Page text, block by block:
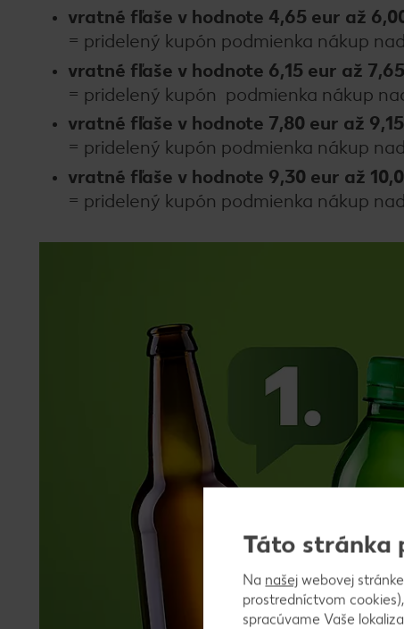
vratné fľaše v hodnote 4,65 eur až
= pridelený kupón podmienka nákup
vratné fľaše v hodnote 6,15 eur až
= pridelený kupón podmienka nákup
vratné fľaše v hodnote 7,80 eur až
= pridelený kupón podmienka nákup
vratné fľaše v hodnote 9,30 eur až
= pridelený kupón podmienka nákup
Táto stránka
Na našej webovej
prostredníctvom
spracúvame Vaše